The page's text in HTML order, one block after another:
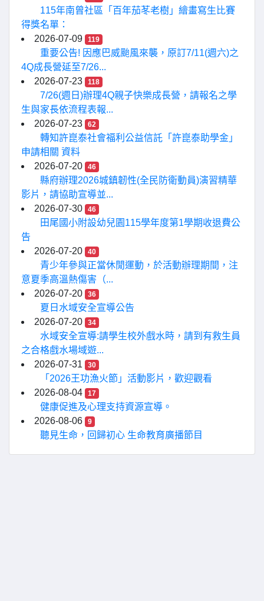
115年南曾社區「百年茄苳老樹」繪畫寫生比賽
得獎名單：
2026-07-09
119
重要公告! 因應巴威颱風來襲，原訂7/11(週六)之
4Q成長營延至7/26...
2026-07-23
118
7/26(週日)辦理4Q親子快樂成長營，請報名之學
生與家長依流程表報...
2026-07-23
62
轉知許崑泰社會福利公益信託「許崑泰助學金」
申請相關 資料
2026-07-20
46
縣府辦理2026城鎮韌性(全民防衛動員)演習精華
影片，請協助宣導並...
2026-07-30
46
田尾國小附設幼兒園115學年度第1學期收退費公
告
2026-07-20
40
青少年參與正當休閒運動，於活動辦理期間，注
意夏季高溫熱傷害（...
2026-07-20
36
夏日水域安全宣導公告
2026-07-20
34
水域安全宣導:請學生校外戲水時，請到有救生員
之合格戲水場域遊...
2026-07-31
30
「2026王功漁火節」活動影片，歡迎觀看
2026-08-04
17
健康促進及心理支持資源宣導。
2026-08-06
9
聽見生命，回歸初心 生命教育廣播節目